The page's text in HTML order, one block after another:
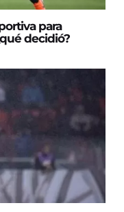
para
decidió?